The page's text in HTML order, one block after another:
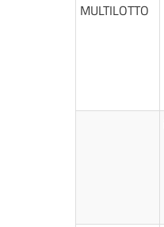
MULTILOTTO